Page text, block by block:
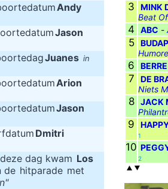
Andy
Jason
Juanes in
Arion
Jason
Dmitri
dag kwam Los
de hitparade met
3
MINK
Beat
4 ABC -
5
6 BERRE
7
DE
Niets
8
JACK
9
1
10
2